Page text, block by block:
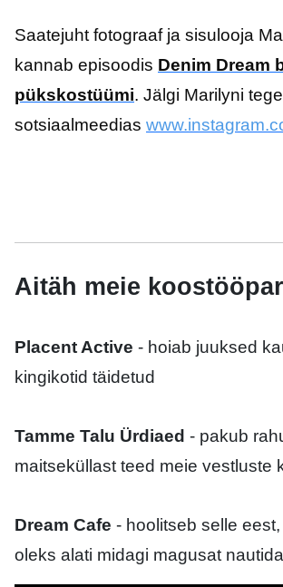
Saatejuht fotograaf ja sisulooja
kannab episoodis Denim Dream
pükskostüümi. Jälgi Marilyni
sotsiaalmeedias
Aitäh meie
Placent Active - hoiab juuksed
kingikotid täidetud
Tamme Talu Ürdiaed - pakub
maitseküllast teed meie vestluste
Dream Cafe - hoolitseb selle eest,
oleks alati midagi magusat nautida